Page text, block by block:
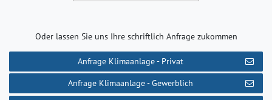
Oder lassen Sie uns Ihre schriftlich Anfrage zukommen
Anfrage Klimaanlage - Privat
Anfrage Klimaanlage - Gewerblich